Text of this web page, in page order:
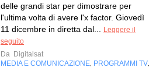
delle grandi star per dimostrare per
l'ultima volta di avere l'x factor. Giovedì
11 dicembre in diretta dal...
Leggere il
seguito
Da Digitalsat
MEDIA E COMUNICAZIONE PROGRAMMI TV